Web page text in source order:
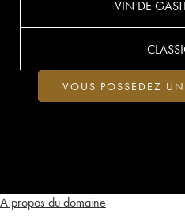
A propos du domaine
VIN DE
VOUS POSSÉDEZ